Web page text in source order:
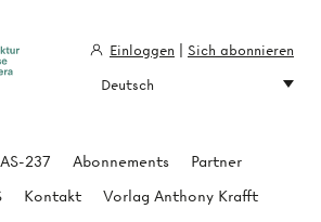
AS-237 Abonnements
Partner
Kontakt Vorlag Anthony Krafft
Einloggen
Sich abonnieren
Deutsch